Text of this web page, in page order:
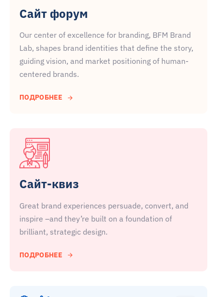
Сайт форум
Our center of excellence for branding, BFM Brand
Lab, shapes brand identities that define the story,
guiding vision, and market positioning of human-
centered brands.
ПОДРОБНЕЕ
Сайт-квиз
Great brand experiences persuade, convert, and
inspire –and they’re built on a foundation of
brilliant, strategic design.
ПОДРОБНЕЕ